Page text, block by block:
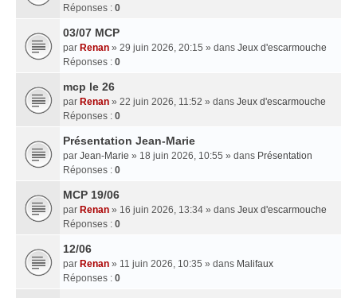
Réponses : 0
03/07 MCP
par Renan » 29 juin 2026, 20:15 » dans Jeux d'escarmouche
Réponses : 0
mcp le 26
par Renan » 22 juin 2026, 11:52 » dans Jeux d'escarmouche
Réponses : 0
Présentation Jean-Marie
par Jean-Marie » 18 juin 2026, 10:55 » dans Présentation
Réponses : 0
MCP 19/06
par Renan » 16 juin 2026, 13:34 » dans Jeux d'escarmouche
Réponses : 0
12/06
par Renan » 11 juin 2026, 10:35 » dans Malifaux
Réponses : 0